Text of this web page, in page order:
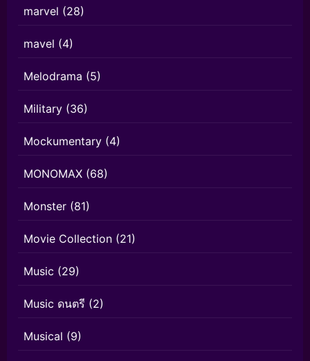
marvel (28)
mavel (4)
Melodrama (5)
Military (36)
Mockumentary (4)
MONOMAX (68)
Monster (81)
Movie Collection (21)
Music (29)
Music ดนตรี (2)
Musical (9)